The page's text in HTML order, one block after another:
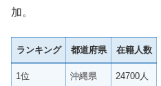
加。
ランキング 都道府県 在籍人数
1位 沖縄県 24700人